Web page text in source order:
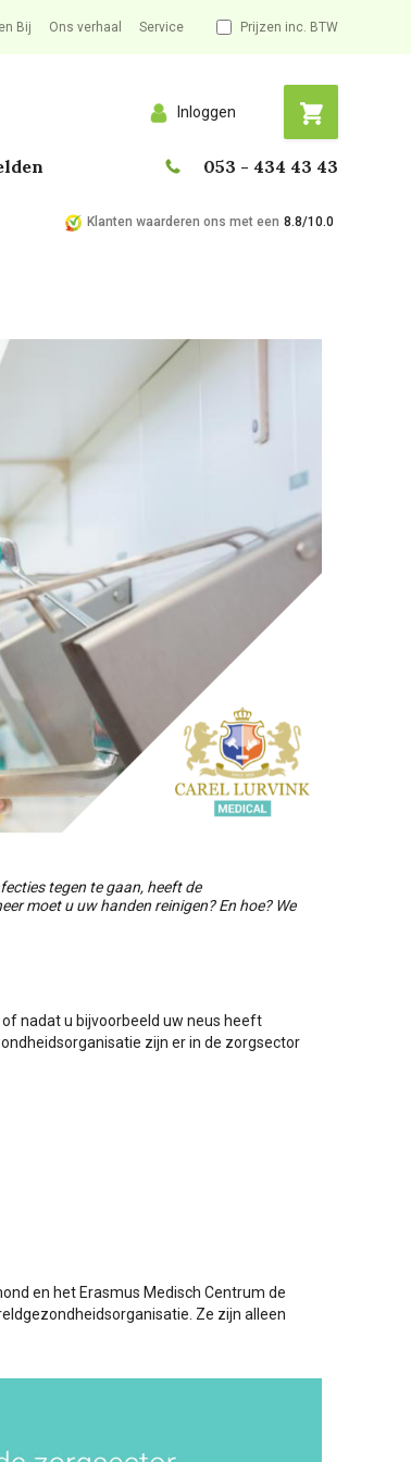
Bij Ons verhaal Service Prijzen inc. BTW
Inloggen
053 - 434 43 43
Klanten waarderen ons met een 8.8/10.0
tegen te gaan, heeft de
moet u uw handen reinigen? En hoe? We
nadat u bijvoorbeeld uw neus heeft
zijn er in de zorgsector
en het Erasmus Medisch Centrum de
Ze zijn alleen